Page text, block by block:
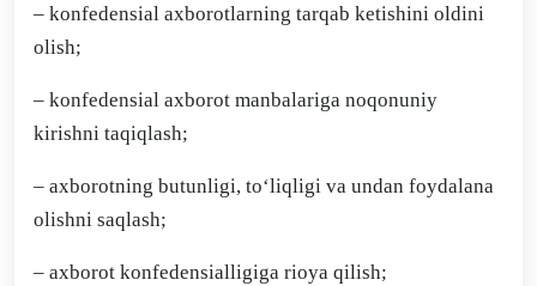
– konfedensial axborotlarning tarqab ketishini oldini
olish;
– konfedensial axborot manbalariga noqonuniy
kirishni taqiqlash;
– axborotning butunligi, to‘liqligi va undan foydalana
olishni saqlash;
– axborot konfedensialligiga rioya qilish;